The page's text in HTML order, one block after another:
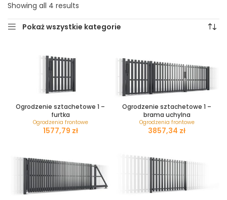
Showing all 4 results
Pokaż wszystkie kategorie
Ogrodzenie sztachetowe 1 –
furtka
Ogrodzenia frontowe
zł
Ogrodzenie sztachetowe 1 –
brama uchylna
Ogrodzenia frontowe
zł